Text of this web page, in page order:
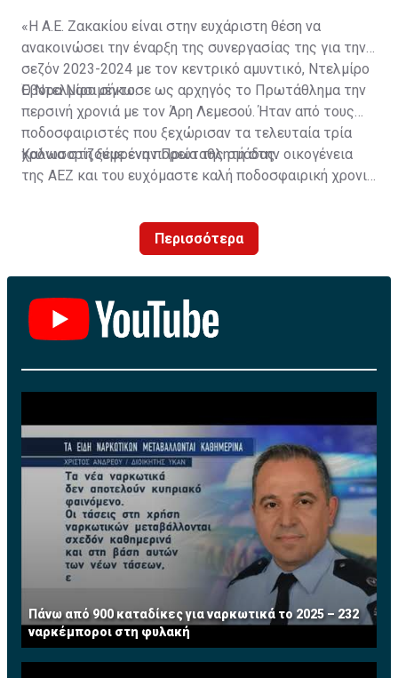
«Η Α.Ε. Ζακακίου είναι στην ευχάριστη θέση να
ανακοινώσει την έναρξη της συνεργασίας της για την
σεζόν 2023-2024 με τον κεντρικό αμυντικό, Ντελμίρο
Έβορα Νασιμέντο.
Ο Ντελμίρο σήκωσε ως αρχηγός το Πρωτάθλημα την
περσινή χρονιά με τον Άρη Λεμεσού. Ήταν από τους
ποδοσφαιριστές που ξεχώρισαν τα τελευταία τρία
χρόνια στη ξέφρενη πορεία της ομάδας.
Καλωσορίζουμε έναν Πρωταθλητή στην οικογένεια
της ΑΕΖ και του ευχόμαστε καλή ποδοσφαιρική χρονιά
Περισσότερα
Πάνω από 900 καταδίκες για ναρκωτικά το 2025 – 232
ναρκέμποροι στη φυλακή